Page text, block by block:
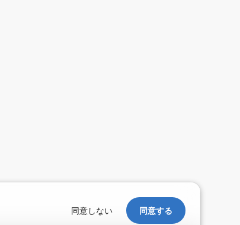
同意しない 同意する